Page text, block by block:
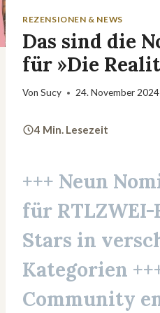
REZENSIONEN & NEWS
Das sind die
für »Die
Von Sucy 24. November 2024
4 Min. Lesezeit
+++ Neun
für
Stars in
Kategorien
Community